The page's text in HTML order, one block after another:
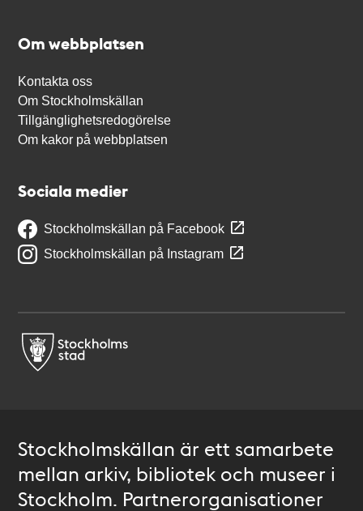
Om webbplatsen
Kontakta oss
Om Stockholmskällan
Tillgänglighetsredogörelse
Om kakor på webbplatsen
Sociala medier
Stockholmskällan på Facebook
Stockholmskällan på Instagram
Stockholmskällan är ett samarbete
mellan arkiv, bibliotek och museer i
Stockholm. Partnerorganisationer